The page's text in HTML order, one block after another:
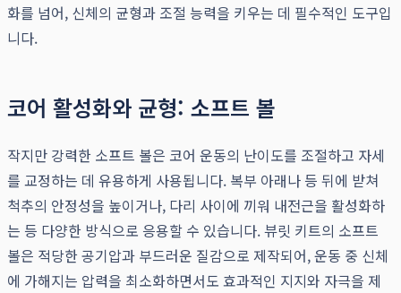
화를 넘어, 신체의 균형과 조절 능력을 키우는 데 필수적인 도구입
니다.
코어 활성화와 균형: 소프트 볼
작지만 강력한 소프트 볼은 코어 운동의 난이도를 조절하고 자세
를 교정하는 데 유용하게 사용됩니다. 복부 아래나 등 뒤에 받쳐
척추의 안정성을 높이거나, 다리 사이에 끼워 내전근을 활성화하
는 등 다양한 방식으로 응용할 수 있습니다. 뷰릿 키트의 소프트
볼은 적당한 공기압과 부드러운 질감으로 제작되어, 운동 중 신체
에 가해지는 압력을 최소화하면서도 효과적인 지지와 자극을 제